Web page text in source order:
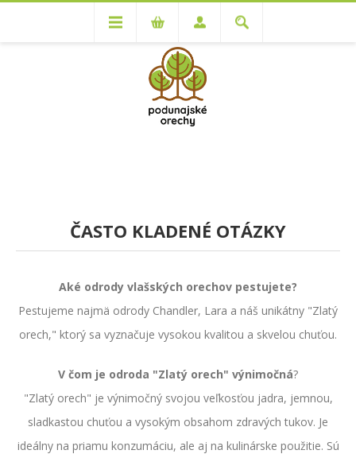
ČASTO KLADENÉ OTÁZKY
Aké odrody vlašských orechov pestujete?
Pestujeme najmä odrody Chandler, Lara a náš unikátny "Zlatý
orech," ktorý sa vyznačuje vysokou kvalitou a skvelou chuťou.
V čom je odroda "Zlatý orech" výnimočná?
"Zlatý orech" je výnimočný svojou veľkosťou jadra, jemnou,
sladkastou chuťou a vysokým obsahom zdravých tukov. Je
ideálny na priamu konzumáciu, ale aj na kulinárske použitie. Sú